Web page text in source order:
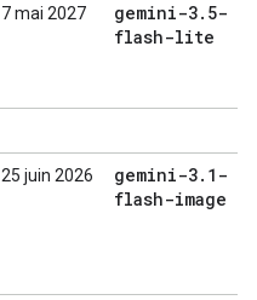
7 mai 2027 gemini-3. 5-
flash-lite
25 juin 2026 gemini-3. 1-
flash-image